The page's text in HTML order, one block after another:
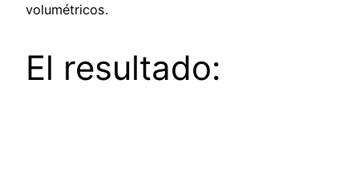
volumétricos.
El resultado: